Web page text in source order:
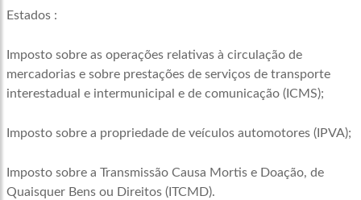
Estados :
Imposto sobre as operações relativas à circulação de
mercadorias e sobre prestações de serviços de transporte
interestadual e intermunicipal e de comunicação (ICMS);
Imposto sobre a propriedade de veículos automotores (IPVA);
Imposto sobre a Transmissão Causa Mortis e Doação, de
Quaisquer Bens ou Direitos (ITCMD).